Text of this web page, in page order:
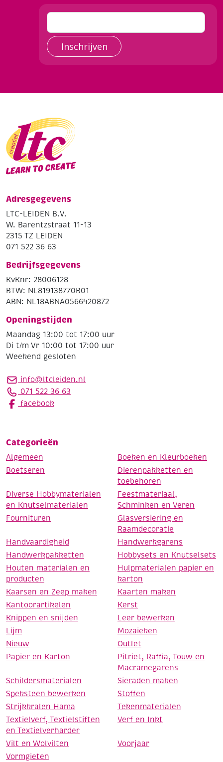
Inschrijven
Adresgegevens
LTC-LEIDEN B.V.
W. Barentzstraat 11-13
2315 TZ LEIDEN
071 522 36 63
Bedrijfsgegevens
KvKnr: 28006128
BTW: NL819138770B01
ABN: NL18ABNA0566420872
Openingstijden
Maandag 13:00 tot 17:00 uur
Di t/m Vr 10:00 tot 17:00 uur
Weekend gesloten
info@ltcleiden.nl
071 522 36 63
facebook
Categorieën
Algemeen
Boeken en Kleurboeken
Boetseren
Dierenpakketten en
toebehoren
Diverse Hobbymaterialen
en Knutselmaterialen
Feestmateriaal,
Schminken en Veren
Fournituren
Glasversiering en
Raamdecoratie
Handvaardigheid
Handwerkgarens
Handwerkpakketten
Hobbysets en Knutselsets
Houten materialen en
producten
Hulpmaterialen papier en
karton
Kaarsen en Zeep maken
Kaarten maken
Kantoorartikelen
Kerst
Knippen en snijden
Leer bewerken
Lijm
Mozaieken
Nieuw
Outlet
Papier en Karton
Pitriet, Raffia, Touw en
Macramegarens
Schildersmaterialen
Sieraden maken
Speksteen bewerken
Stoffen
Strijkkralen Hama
Tekenmaterialen
Textielverf, Textielstiften
en Textielverharder
Verf en Inkt
Vilt en Wolvilten
Voorjaar
Vormgieten